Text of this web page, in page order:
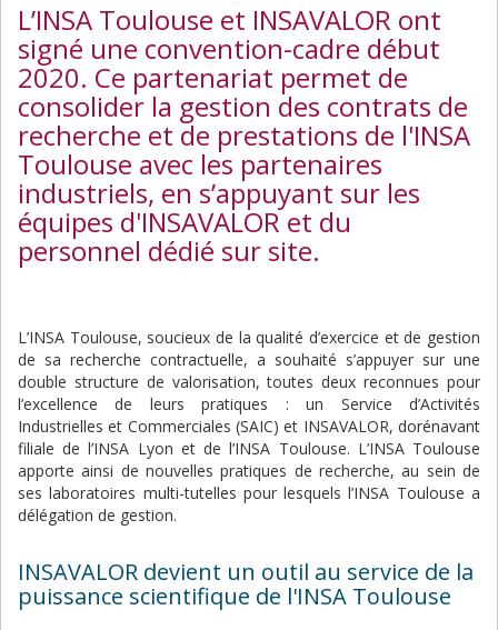
L’INSA Toulouse et INSAVALOR ont
signé une convention-cadre début
2020. Ce partenariat permet de
consolider la gestion des contrats de
recherche et de prestations de l'INSA
Toulouse avec les partenaires
industriels, en s’appuyant sur les
équipes d'INSAVALOR et du
personnel dédié sur site.
L’INSA Toulouse, soucieux de la qualité d’exercice et de gestion
de sa recherche contractuelle, a souhaité s’appuyer sur une
double structure de valorisation, toutes deux reconnues pour
l’excellence de leurs pratiques : un Service d’Activités
Industrielles et Commerciales (SAIC) et INSAVALOR, dorénavant
filiale de l’INSA Lyon et de l’INSA Toulouse. L’INSA Toulouse
apporte ainsi de nouvelles pratiques de recherche, au sein de
ses laboratoires multi-tutelles pour lesquels l’INSA Toulouse a
délégation de gestion.
INSAVALOR devient un outil au service de la
puissance scientifique de l'INSA Toulouse